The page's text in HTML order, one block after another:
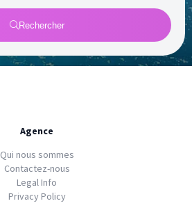
Rechercher
Agence
Qui nous sommes
Contactez-nous
Legal Info
Privacy Policy